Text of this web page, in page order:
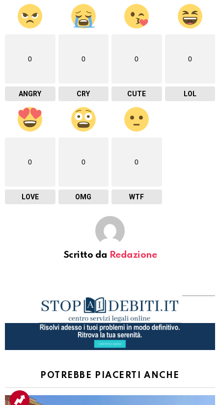
0
ANGRY
0
CRY
0
CUTE
0
LOL
0
LOVE
0
OMG
0
WTF
Scritto da Redazione
POTREBBE PIACERTI ANCHE